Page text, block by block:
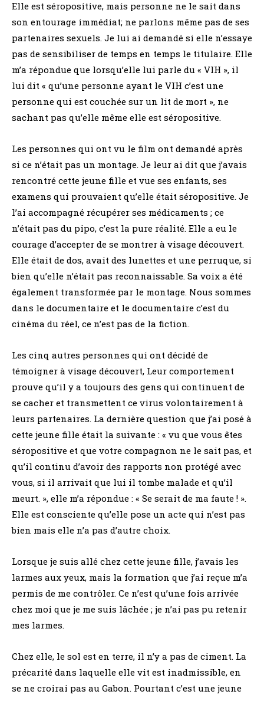
Elle est séropositive, mais personne ne le sait dans
son entourage immédiat; ne parlons même pas de ses
partenaires sexuels. Je lui ai demandé si elle n’essaye
pas de sensibiliser de temps en temps le titulaire. Elle
m’a répondue que lorsqu’elle lui parle du « VIH », il
lui dit « qu’une personne ayant le VIH c’est une
personne qui est couchée sur un lit de mort », ne
sachant pas qu’elle même elle est séropositive.
Les personnes qui ont vu le film ont demandé après
si ce n’était pas un montage. Je leur ai dit que j’avais
rencontré cette jeune fille et vue ses enfants, ses
examens qui prouvaient qu’elle était séropositive. Je
l’ai accompagné récupérer ses médicaments ; ce
n’était pas du pipo, c’est la pure réalité. Elle a eu le
courage d’accepter de se montrer à visage découvert.
Elle était de dos, avait des lunettes et une perruque, si
bien qu’elle n’était pas reconnaissable. Sa voix a été
également transformée par le montage. Nous sommes
dans le documentaire et le documentaire c’est du
cinéma du réel, ce n’est pas de la fiction.
Les cinq autres personnes qui ont décidé de
témoigner à visage découvert, Leur comportement
prouve qu’il y a toujours des gens qui continuent de
se cacher et transmettent ce virus volontairement à
leurs partenaires. La dernière question que j’ai posé à
cette jeune fille était la suivante : « vu que vous êtes
séropositive et que votre compagnon ne le sait pas, et
qu’il continu d’avoir des rapports non protégé avec
vous, si il arrivait que lui il tombe malade et qu’il
meurt. », elle m’a répondue : « Se serait de ma faute ! ».
Elle est consciente qu’elle pose un acte qui n’est pas
bien mais elle n’a pas d’autre choix.
Lorsque je suis allé chez cette jeune fille, j’avais les
larmes aux yeux, mais la formation que j’ai reçue m’a
permis de me contrôler. Ce n’est qu’une fois arrivée
chez moi que je me suis lâchée ; je n’ai pas pu retenir
mes larmes.
Chez elle, le sol est en terre, il n’y a pas de ciment. La
précarité dans laquelle elle vit est inadmissible, en
se ne croirai pas au Gabon. Pourtant c’est une jeune